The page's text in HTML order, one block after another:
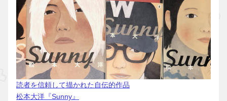
読者を信頼して描かれた自伝的作品
松本大洋『Sunny』